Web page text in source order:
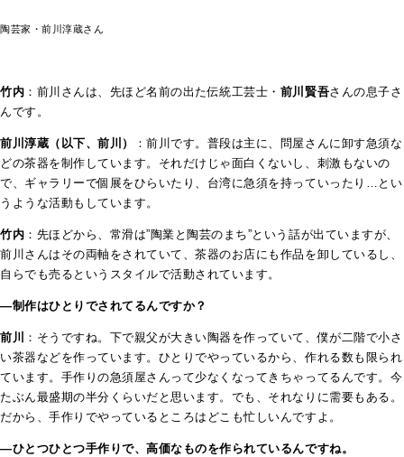
陶芸家・前川淳蔵さん
竹内 ：前川さんは、先ほど名前の出た伝統工芸士・ 前川賢吾さんの息子さ
んです。
前川淳蔵（以下、前川）
：前川です。普段は主に、問屋さんに卸す急須な
どの茶器を制作しています。それだけじゃ面白くないし、刺激もないの
で、ギャラリーで個展をひらいたり、台湾に急須を持っていったり…とい
うような活動もしています。
竹内 ：先ほどから、常滑は”陶業と陶芸のまち”という話が出ていますが、
前川さんはその両軸をされていて、茶器のお店にも作品を卸しているし、
自らでも売るというスタイルで活動されています。
―制作はひとりでされてるんですか？
前川
：そうですね。下で親父が大きい陶器を作っていて、僕が二階で小さ
い茶器などを作っています。ひとりでやっているから、作れる数も限られ
ています。手作りの急須屋さんって少なくなってきちゃってるんです。今
たぶん最盛期の半分くらいだと思います。でも、それなりに需要もある。
だから、手作りでやっているところはどこも忙しいんですよ。
—ひとつひとつ手作りで、高価なものを作られているんですね。